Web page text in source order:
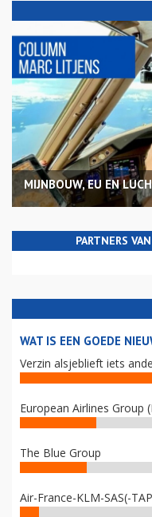
MIJNBOUW, EU EN
PARTNERS
WAT IS EEN GOEDE
Verzin alsjeblieft iets
European Airlines Group
The Blue Group
Air-France-KLM-SAS(-